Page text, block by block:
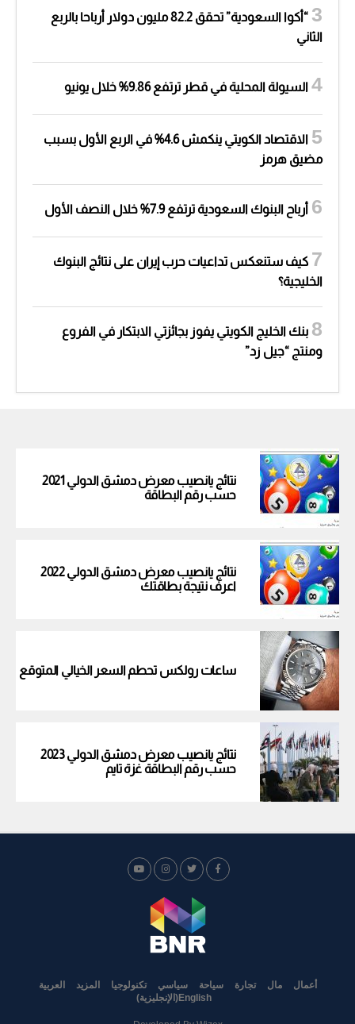
“أكوا السعودية” تحقق 82.2 مليون دولار أرباحا بالربع
الثاني
السيولة المحلية في قطر ترتفع 9.86% خلال يونيو
الاقتصاد الكويتي ينكمش 4.6% في الربع الأول بسبب
مضيق هرمز
أرباح البنوك السعودية ترتفع 7.9% خلال النصف الأول
كيف ستنعكس تداعيات حرب إيران على نتائج البنوك
الخليجية؟
بنك الخليج الكويتي يفوز بجائزتي الابتكار في الفروع
ومنتج “جيل زد”
نتائج يانصيب معرض دمشق الدولي 2021
حسب رقم البطاقة
نتائج يانصيب معرض دمشق الدولي 2022
اعرف نتيجة بطاقتك
ساعات رولكس تحطم السعر الخيالي المتوقع
نتائج يانصيب معرض دمشق الدولي 2023
حسب رقم البطاقة غزة تايم
أعمال مال تجارة سياحة سياسي تكنولوجيا المزيد
العربية
English
( الإنجليزية)